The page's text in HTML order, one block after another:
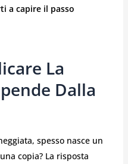
a capire il passo
La
Dalla
spesso nasce un
copia? La risposta